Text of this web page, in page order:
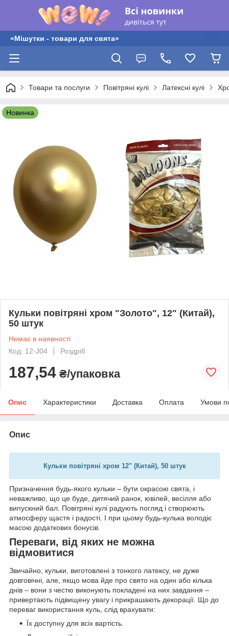
«Мішутки - товари для свята»
Товари та послуги Повітряні кулі Латексні кулі
Новинка
Кульки повітряні хром "Золото", 12" (Китай),
50 штук
Немає в наявності
Код: 12-J04
Роздріб
187,54 ₴/упаковка
Опис Характеристики Доставка Оплата Умови
Опис
Кульки повітряні хром 12" (Китай), 50 штук
Призначення будь-якого кульки – бути окрасою свята, і
неважливо, що це буде, дитячий ранок, ювілей, весілля або
випускний бал. Повітряні кулі радують погляд і створюють
атмосферу щастя і радості. І при цьому будь-кулька володіє
масою додаткових бонусів.
Переваги, від яких не можна
відмовитися
Звичайно, кульки, виготовлені з тонкого латексу, не дуже
довговічні, але, якщо мова йде про свято на один або кілька
днів – вони з честю виконують покладені на них завдання –
привертають підвищену увагу і прикрашають декорації. Що до
переваг використання куль, слід врахувати:
Їх доступну для всіх вартість.